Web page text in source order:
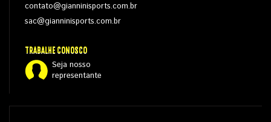
contato@gianninisports.com.br
sac@gianninisports.com.br
TRABALHE CONOSCO
Seja nosso
representante